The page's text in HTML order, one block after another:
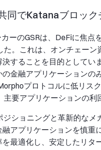
同でKatanaブロッ
ーのGSRは、DeFiに焦
た。これは、オンチェー
することを目的として
金融アプリケーション
プロトコルに低リス
要アプリケーションの利
ショニングと革新的な
アプリケーションを慎
最適化し、安定したリ